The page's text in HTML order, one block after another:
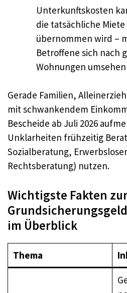
Unterkunftskosten
die tatsächliche
übernommen wird –
Betroffene sich nach
Wohnungen
Gerade Familien,
mit schwankendem
Bescheide ab Juli 2026
Unklarheiten frühzeitig
Sozialberatung,
Rechtsberatung) nutzen.
Wichtigste Fakten
im Überblick
Thema